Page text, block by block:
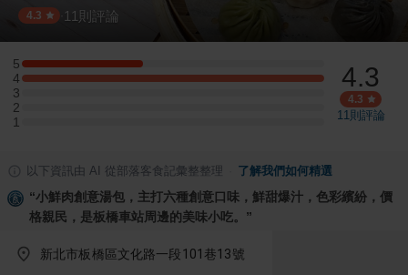
4.3 11 則評論
5
5 星：2 則評論
4
4 星：5 則評論
3
3 星：0 則評論
2
2 星：0 則評論
1
1 星：0 則評論
4.3
4.3
11則評論
以下資訊由 AI 從部落客食記彙整整理 了解我們如何精選
“小鮮肉創意湯包，主打六種創意口味，鮮甜爆汁，色彩繽紛，價
格親民，是板橋車站周邊的美味小吃。 ”
新北市板橋區文化路一段101巷13號